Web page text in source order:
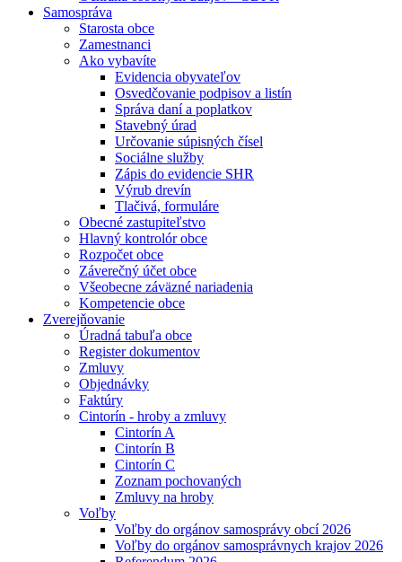
Samospráva
Starosta obce
Zamestnanci
Ako vybavíte
Evidencia obyvateľov
Osvedčovanie podpisov a listín
Správa daní a poplatkov
Stavebný úrad
Určovanie súpisných čísel
Sociálne služby
Zápis do evidencie SHR
Výrub drevín
Tlačivá, formuláre
Obecné zastupiteľstvo
Hlavný kontrolór obce
Rozpočet obce
Záverečný účet obce
Všeobecne záväzné nariadenia
Kompetencie obce
Zverejňovanie
Úradná tabuľa obce
Register dokumentov
Zmluvy
Objednávky
Faktúry
Cintorín - hroby a zmluvy
Cintorín A
Cintorín B
Cintorín C
Zoznam pochovaných
Zmluvy na hroby
Voľby
Voľby do orgánov samosprávy obcí 2026
Voľby do orgánov samosprávnych krajov 2026